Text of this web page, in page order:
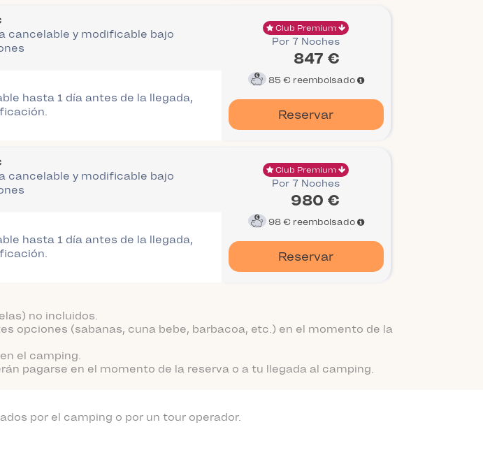
cancelable y modificable bajo
hasta 1 día antes de la llegada,
Club Premium
Por 7 Noches
847 €
85 € reembolsado
Reservar
cancelable y modificable bajo
hasta 1 día antes de la llegada,
Club Premium
Por 7 Noches
980 €
98 € reembolsado
Reservar
no incluidos.
opciones (sabanas, cuna bebe, barbacoa, etc.) en el momento de la
el camping.
pagarse en el momento de la reserva o a tu llegada al camping.
por el camping o por un tour operador.